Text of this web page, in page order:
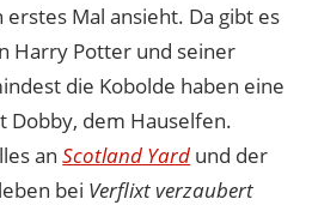
erstes Mal ansieht. Da gibt es
Harry Potter und seiner
die Kobolde haben eine
Dobby, dem Hauselfen.
anScotland Yard und der
bei Verflixt verzaubert